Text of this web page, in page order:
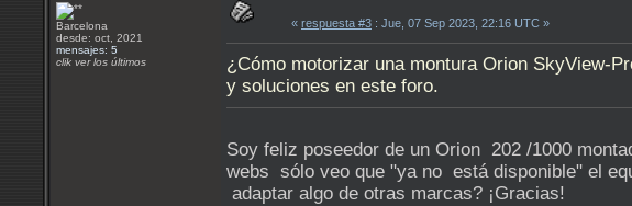
Barcelona
desde: oct, 2021
mensajes: 5
clik ver los últimos
« respuesta #3 : Jue, 07 Sep 2023, 22:16 UTC »
¿Cómo motorizar una montura Orion SkyView-
y soluciones en este foro.
Soy feliz poseedor de un Orion 202 /1000
webs sólo veo que "ya no está disponible" el
adaptar algo de otras marcas? ¡Gracias!